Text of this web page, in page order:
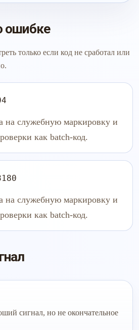
ошибке
только если код не сработал или
на служебную маркировку и
как batch-код.
на служебную маркировку и
как batch-код.
сигнал, но не окончательное